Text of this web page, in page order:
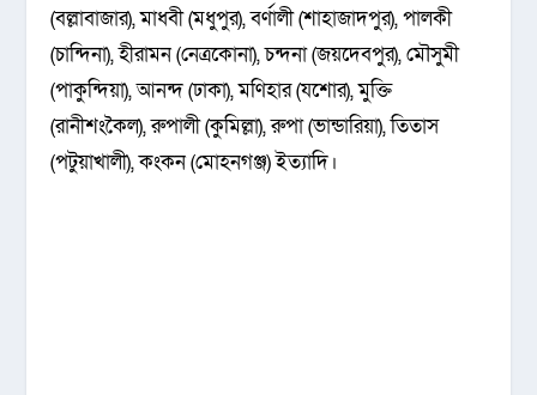
(বল্লাবাজার), মাধবী (মধুপুর), বর্ণালী (শাহাজাদপুর), পালকী
(চান্দিনা), হীরামন (নেত্রকোনা), চন্দনা (জয়দেবপুর), মৌসুমী
(পাকুন্দিয়া), আনন্দ (ঢাকা), মণিহার (যশোর), মুক্তি
(রানীশংকৈল), রুপালী (কুমিল্লা), রুপা (ভান্ডারিয়া), তিতাস
(পটুয়াখালী), কংকন (মোহনগঞ্জ) ইত্যাদি।